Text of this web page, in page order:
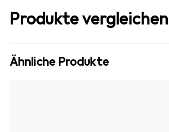
Produkte vergleichen
Ähnliche Produkte